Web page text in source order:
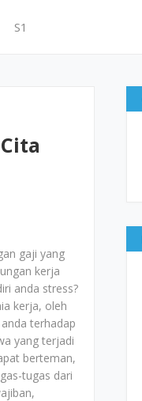
S1
gaji yang
kerja
anda stress?
kerja, oleh
terhadap
yang terjadi
berteman,
tugas dari